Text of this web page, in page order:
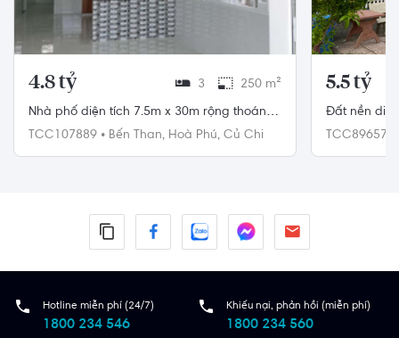
4.8 tỷ 3 250 m²
Nhà phố diện tích 7.5m x 30m rộng thoáng,
khu dân cư sầm uất.
TCC107889 • Bến Than, Hoà Phú, Củ Chi
5.5 tỷ
Đất nền
vực dân cư
TCC89657
Hotline miễn phí (24/7)
1800 234 546
Khiếu nại, phản hồi (miễn phí)
1800 234 560